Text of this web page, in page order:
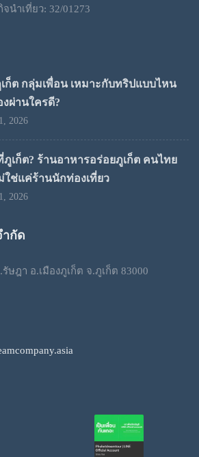
ำเที่ยว: 32/01273
ก็ต กลุ่มเพื่อน เหมาะกับทริปแบบไหน
ผ่านใครดี?
2026
ภูเก็ต? ร้านอาหารอร่อยภูเก็ต คนไทย
ใช่แค่ร้านนักท่องเที่ยว
2026
กัด
ษฎา อ.เมืองภูเก็ต จ.ภูเก็ต 83000